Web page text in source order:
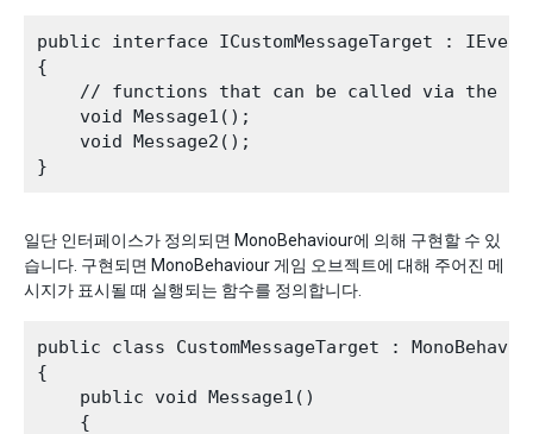
public interface ICustomMessageTarget :
{
// functions that can be called via the
    void Message1();
    void Message2();
일단 인터페이스가 정의되면 MonoBehaviour에 의해 구현할 수 있
습니다. 구현되면 MonoBehaviour 게임 오브젝트에 대해 주어진 메
시지가 표시될 때 실행되는 함수를 정의합니다.
public class CustomMessageTarget :
{
    public void Message1()
    {